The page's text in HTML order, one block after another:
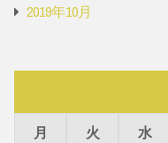
2019年10月
月 火 水